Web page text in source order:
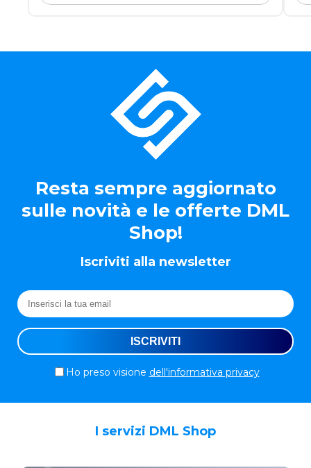
Resta sempre aggiornato
sulle novità e le offerte DML
Shop!
Iscriviti alla newsletter
Ho preso visione dell'informativa privacy
I servizi DML Shop